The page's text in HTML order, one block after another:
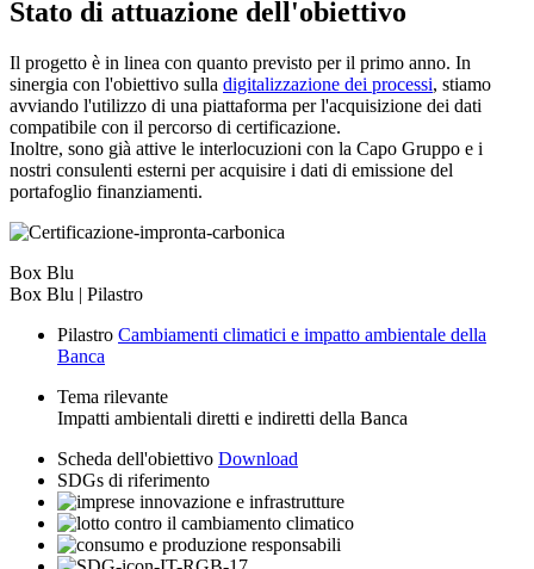
Stato di attuazione dell'obiettivo
Il progetto è in linea con quanto previsto per il primo anno. In
sinergia con l'obiettivo sulla digitalizzazione dei processi, stiamo
avviando l'utilizzo di una piattaforma per l'acquisizione dei dati
compatibile con il percorso di certificazione.
Inoltre, sono già attive le interlocuzioni con la Capo Gruppo e i
nostri consulenti esterni per acquisire i dati di emissione del
portafoglio finanziamenti.
Box Blu
Box Blu | Pilastro
Pilastro Cambiamenti climatici e impatto ambientale della
Banca
Tema rilevante
Impatti ambientali diretti e indiretti della Banca
Scheda dell'obiettivo Download
SDGs di riferimento